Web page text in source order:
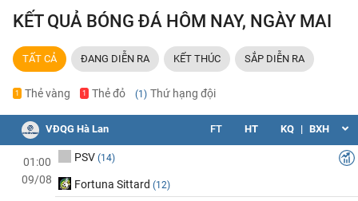
KẾT QUẢ BÓNG ĐÁ HÔM NAY, NGÀY MAI
TẤT CẢ ĐANG DIỄN RA KẾT THÚC SẮP DIỄN RA
1 Thẻ vàng 1 Thẻ đỏ (1) Thứ hạng đội
VĐQG Hà Lan FT HT KQ | BXH
01:00
09/08
PSV (14)
Fortuna Sittard (12)